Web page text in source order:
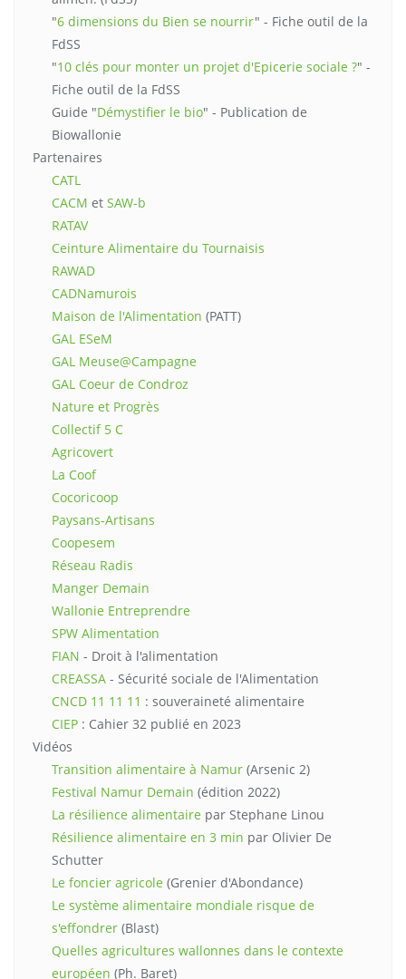
"6 dimensions du Bien se nourrir" - Fiche outil de la
FdSS
"10 clés pour monter un projet d'Epicerie sociale ?" -
Fiche outil de la FdSS
Guide "Démystifier le bio" - Publication de
Biowallonie
Partenaires
CATL
CACM et SAW-b
RATAV
Ceinture Alimentaire du Tournaisis
RAWAD
CADNamurois
Maison de l'Alimentation (PATT)
GAL ESeM
GAL Meuse@Campagne
GAL Coeur de Condroz
Nature et Progrès
Collectif 5 C
Agricovert
La Coof
Cocoricoop
Paysans-Artisans
Coopesem
Réseau Radis
Manger Demain
Wallonie Entreprendre
SPW Alimentation
FIAN - Droit à l'alimentation
CREASSA - Sécurité sociale de l'Alimentation
CNCD 11 11 11 : souveraineté alimentaire
CIEP : Cahier 32 publié en 2023
Vidéos
Transition alimentaire à Namur (Arsenic 2)
Festival Namur Demain (édition 2022)
La résilience alimentaire par Stephane Linou
Résilience alimentaire en 3 min par Olivier De
Schutter
Le foncier agricole (Grenier d'Abondance)
Le système alimentaire mondiale risque de
s'effondrer (Blast)
Quelles agricultures wallonnes dans le contexte
européen (Ph. Baret)